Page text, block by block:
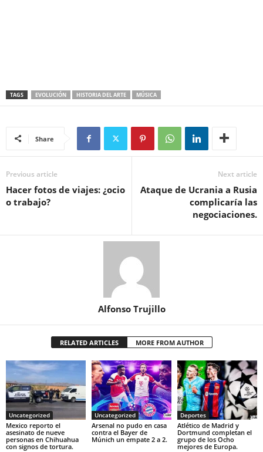
TAGS EVOLUCIÓN HISTORIA DEL ARTE MÚSICA
Share
Previous article
Hacer fotos de viajes: ¿ocio
o trabajo?
Next article
Ataque de Ucrania a Rusia
complicaría las
negociaciones.
Alfonso Trujillo
RELATED ARTICLES MORE FROM AUTHOR
Uncategorized
Mexico reporto el
asesinato de nueve
personas en Chihuahua
con signos de tortura.
Uncategorized
Arsenal no pudo en casa
contra el Bayer de
Múnich un empate 2 a 2.
Deportes
Atlético de Madrid y
Dortmund completan el
grupo de los Ocho
mejores de Europa.